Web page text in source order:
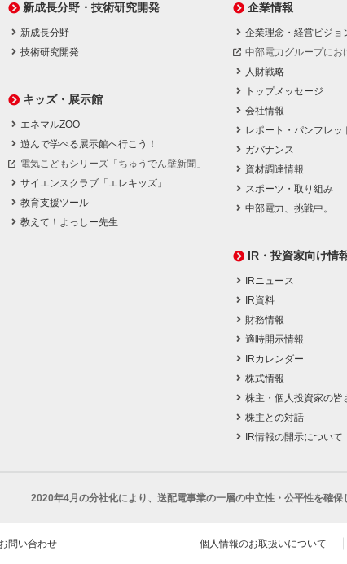
新成長分野・技術研究開発
新成長分野
技術研究開発
キッズ・展示館
エネマルZOO
遊んで学べる展示館へ行こう！
電気こどもシリーズ「ちゅうでん壁新聞」
サイエンスクラブ「エレキッズ」
教育支援ツール
教えて！よっしー先生
企業情報
企業理念・経営ビジョ
中部電力グループにお
人財戦略
トップメッセージ
会社情報
レポート・パンフレッ
ガバナンス
資材調達情報
スポーツ・取り組み
中部電力、挑戦中。
IR・投資家向け情
IRニュース
IR資料
財務情報
適時開示情報
IRカレンダー
株式情報
株主・個人投資家の皆
株主との対話
IR情報の開示について
2020年4月の分社化により、 送配電事業の一層の中立性・公平性を確保
問い合わせ 個人情報のお取扱いについて